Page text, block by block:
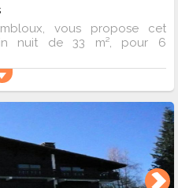
vous propose cet
nuit de 33 m², pour 6